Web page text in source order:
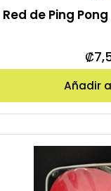
Red de Ping
₡
Añadir